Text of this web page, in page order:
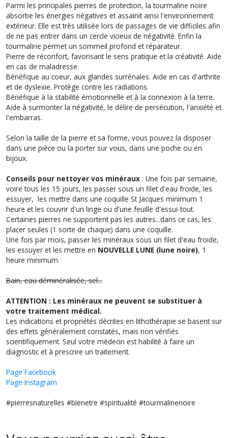
Parmi les principales pierres de protection, la tourmaline noire
absorbe les énergies négatives et assainit ainsi l'environnement
extérieur. Elle est très utilisée lors de passages de vie difficiles afin
de ne pas entrer dans un cercle vicieux de négativité. Enfin la
tourmaline permet un sommeil profond et réparateur.
Pierre de réconfort, favorisant le sens pratique et la créativité. Aide
en cas de maladresse.
Bénéfique au coeur, aux glandes surrénales. Aide en cas d'arthrite
et de dyslexie. Protège contre les radiations.
Bénéfique à la stabilité émotionnelle et à la connexion à la terre.
Aide à surmonter la négativité, le délire de persécution, l'anxiété et
l'embarras.
Selon la taille de la pierre et sa forme, vous pouvez la disposer
dans une pièce ou la porter sur vous, dans une poche ou en
bijoux.
Conseils pour nettoyer vos minéraux : Une fois par semaine,
voire tous les 15 jours, les passer sous un filet d'eau froide, les
essuyer, les mettre dans une coquille St Jacques minimum 1
heure et les couvrir d'un linge ou d'une feuille d'essui-tout.
Certaines pierres ne supportent pas les autres...dans ce cas, les
placer seules (1 sorte de chaque) dans une coquille.
Une fois par mois, passer les minéraux sous un filet d'eau froide,
les essuyer et les mettre en NOUVELLE LUNE (lune noire), 1
heure minimum.
Bain, eau déminéralisée, sel...
ATTENTION : Les minéraux ne peuvent se substituer à
votre traitement médical.
Les indications et propriétés décrites en lithothérapie se basent sur
des effets généralement constatés, mais non vérifiés
scientifiquement. Seul votre médecin est habilité à faire un
diagnostic et à prescrire un traitement.
Page Facebook
Page Instagram
#pierresnaturelles #bienetre #spiritualité #tourmalinenoire